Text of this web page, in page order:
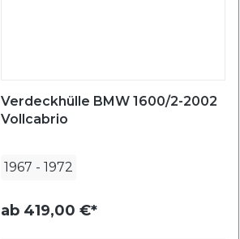
Verdeckhülle BMW 1600/2-2002
Vollcabrio
1967 - 1972
ab 419,00 €*